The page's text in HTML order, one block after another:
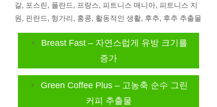
갈, 포스린, 폴란드, 프랑스, 피트니스 매니아, 피트니스 지
원, 핀란드, 헝가리, 홍콩, 활동적인 생활, 후추, 후추 추출물
Breast Fast – 자연스럽게 유방 크기를
증가
Green Coffee Plus – 고농축 순수 그린
커피 추출물